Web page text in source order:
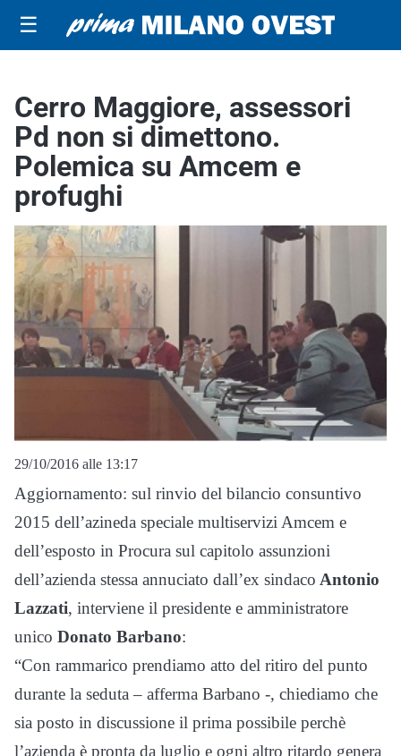
☰
Cerro Maggiore, assessori
Pd non si dimettono.
Polemica su Amcem e
profughi
29/10/2016 alle 13:17
Aggiornamento: sul rinvio del bilancio consuntivo
2015 dell’azineda speciale multiservizi Amcem e
dell’esposto in Procura sul capitolo assunzioni
dell’azienda stessa annuciato dall’ex sindaco Antonio
Lazzati, interviene il presidente e amministratore
unico Donato Barbano:
“Con rammarico prendiamo atto del ritiro del punto
durante la seduta – afferma Barbano -, chiediamo che
sia posto in discussione il prima possibile perchè
l’azienda è pronta da luglio e ogni altro ritardo genera